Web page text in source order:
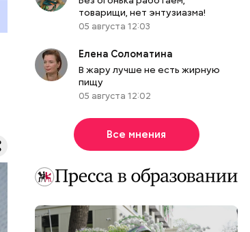
товарищи, нет энтузиазма!
05 августа 12:03
Елена Соломатина
В жару лучше не есть жирную
пищу
05 августа 12:02
Все мнения